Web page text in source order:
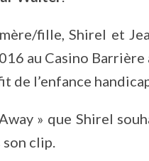
fille, Shirel et
au Casino
de l’enfance
» que Shirel
clip.